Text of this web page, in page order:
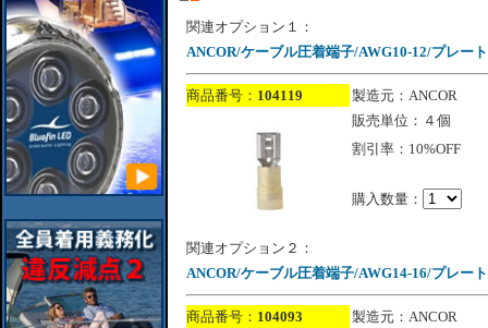
関連オプション１：
ANCOR/ケーブル圧着端子/AWG10-12/プレー
商品番号： 104119
製造元：ANCOR
販売単位：４個
割引率：10%OFF
購入数量：
関連オプション２：
ANCOR/ケーブル圧着端子/AWG14-16/プレー
商品番号： 104093
製造元：ANCOR